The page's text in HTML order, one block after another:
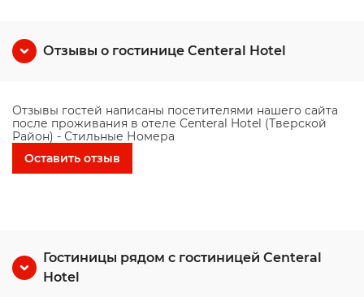
Отзывы о гостинице Centeral Hotel
Отзывы гостей написаны посетителями нашего сайта
после проживания в отеле Centeral Hotel (Тверской
Район) - Стильные Номера
Оставить отзыв
Гостиницы рядом с гостиницей Centeral
Hotel